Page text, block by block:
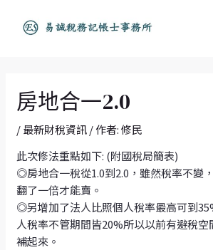
房地合一2.0
/最新財稅資訊/ 作者:修民
此次修法重點如下: (附國稅局簡表)
◎房地合一稅從1.0到2.0，雖然稅率不變
翻了一倍才能賣。
◎另增加了法人比照個人稅率最高可到
人稅率不管期間皆20%所以以前有避稅
補起來。
章